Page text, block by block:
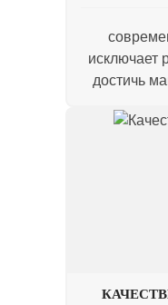
исключает
достичь